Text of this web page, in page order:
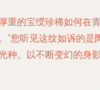
重的宝绶珍稀如何
您听见这纹如诉的
种。以不断变幻的身